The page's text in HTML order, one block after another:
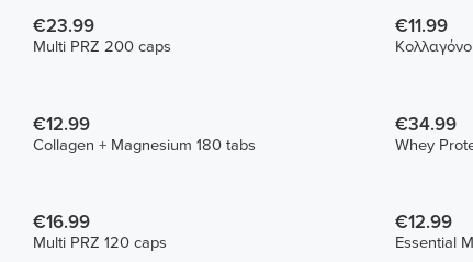
€23.99
Multi PRZ 200 caps
€11.99
€12.99
Collagen + Magnesium 180 tabs
€34.99
Whey
€16.99
Multi PRZ 120 caps
€12.99
Essential